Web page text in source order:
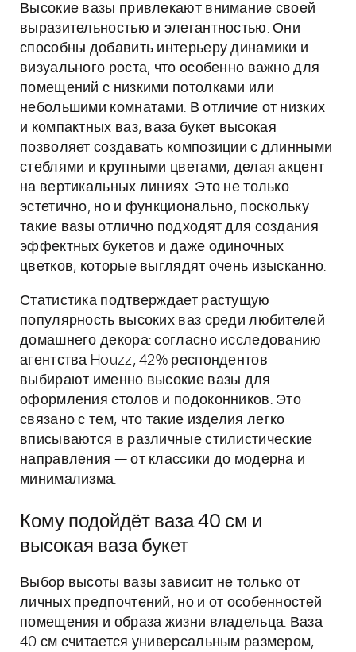
Высокие вазы привлекают внимание своей
выразительностью и элегантностью. Они
способны добавить интерьеру динамики и
визуального роста, что особенно важно для
помещений с низкими потолками или
небольшими комнатами. В отличие от низких
и компактных ваз, ваза букет высокая
позволяет создавать композиции с длинными
стеблями и крупными цветами, делая акцент
на вертикальных линиях. Это не только
эстетично, но и функционально, поскольку
такие вазы отлично подходят для создания
эффектных букетов и даже одиночных
цветков, которые выглядят очень изысканно.
Статистика подтверждает растущую
популярность высоких ваз среди любителей
домашнего декора: согласно исследованию
агентства Houzz, 42% респондентов
выбирают именно высокие вазы для
оформления столов и подоконников. Это
связано с тем, что такие изделия легко
вписываются в различные стилистические
направления — от классики до модерна и
минимализма.
Кому подойдёт ваза 40 см и
высокая ваза букет
Выбор высоты вазы зависит не только от
личных предпочтений, но и от особенностей
помещения и образа жизни владельца. Ваза
40 см считается универсальным размером,